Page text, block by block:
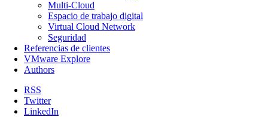
Multi-Cloud
Espacio de trabajo digital
Virtual Cloud Network
Seguridad
Referencias de clientes
VMware Explore
Authors
RSS
Twitter
LinkedIn